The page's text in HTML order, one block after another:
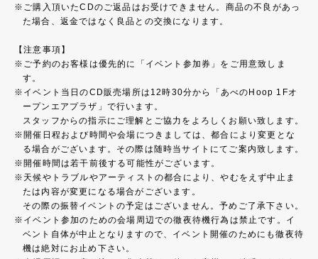
ご購入頂いたCDのご返品はお受けできません。商品の不良があっ
た場合、返金ではなく良品との交換になります。
【注意事項】
ご予約のお客様は優先的に「イベント参加券」をご用意致しま
す。
イベント当日のCD販売場所は12時30分から「あべのHoop 1Fオ
ープンエアプラザ」で行います。
スタッフからの指示にご理解とご協力をよろしくお願い致します。
開催日程および時間や会場につきましては、都合により変更とな
る場合がございます。その際は随時当サイトにてご案内致します。
開催時間は若干前後する可能性がございます。
天候やトラブルやアーティストの都合により、やむをえず中止ま
たは内容が変更になる場合がございます。
その際の振替イベントの予定はございません。予めご了承下さい。
イベント参加のための会場周辺での徹夜待機行為は禁止です。イ
ベント自体が中止となりますので、イベント開催のためにも徹夜待
機は絶対にお止め下さい。